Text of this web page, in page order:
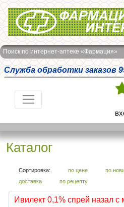
Интернет-аптека Фармация
Поиск по интернет-аптеке «Фармация»
Служба обработки заказов
Каталог
Сортировка: по цене по
доставка
по рецепту
Ивилект 0,1% спрей назал с